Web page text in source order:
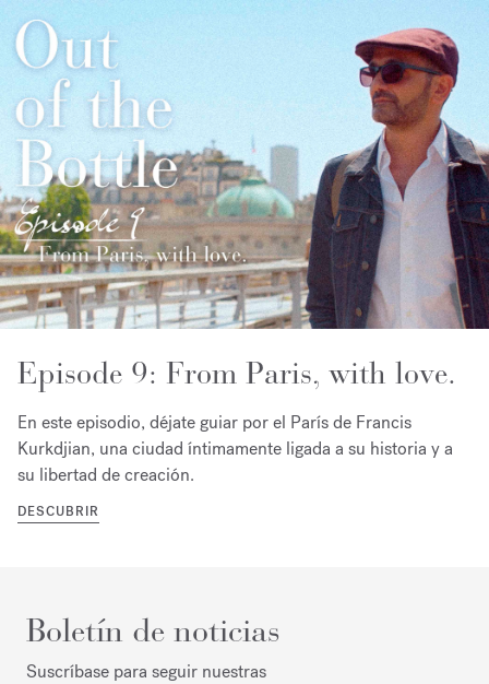
Episode 9: From Paris, with love.
En este episodio, déjate guiar por el París de Francis
Kurkdjian, una ciudad íntimamente ligada a su historia y a
su libertad de creación.
DESCUBRIR
Boletín de noticias
Suscríbase para seguir nuestras